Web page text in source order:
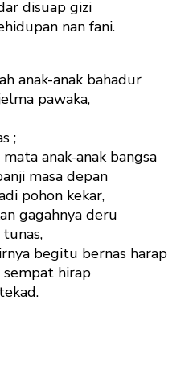
disuap gizi
nan fani.
anak-anak bahadur
pawaka,
;
anak-anak bangsa
masa depan
pohon kekar,
gagahnya deru
begitu bernas harap
sempat hirap